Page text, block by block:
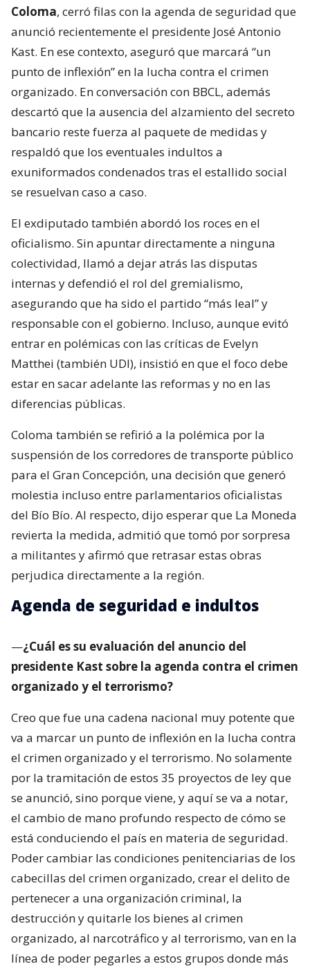
Coloma, cerró filas con la agenda de seguridad que
anunció recientemente el presidente José Antonio
Kast. En ese contexto, aseguró que marcará “un
punto de inflexión” en la lucha contra el crimen
organizado. En conversación con BBCL, además
descartó que la ausencia del alzamiento del secreto
bancario reste fuerza al paquete de medidas y
respaldó que los eventuales indultos a
exuniformados condenados tras el estallido social
se resuelvan caso a caso.
El exdiputado también abordó los roces en el
oficialismo. Sin apuntar directamente a ninguna
colectividad, llamó a dejar atrás las disputas
internas y defendió el rol del gremialismo,
asegurando que ha sido el partido “más leal” y
responsable con el gobierno. Incluso, aunque evitó
entrar en polémicas con las críticas de Evelyn
Matthei (también UDI), insistió en que el foco debe
estar en sacar adelante las reformas y no en las
diferencias públicas.
Coloma también se refirió a la polémica por la
suspensión de los corredores de transporte público
para el Gran Concepción, una decisión que generó
molestia incluso entre parlamentarios oficialistas
del Bío Bío. Al respecto, dijo esperar que La Moneda
revierta la medida, admitió que tomó por sorpresa
a militantes y afirmó que retrasar estas obras
perjudica directamente a la región.
Agenda de seguridad e indultos
—¿Cuál es su evaluación del anuncio del
presidente Kast sobre la agenda contra el crimen
organizado y el terrorismo?
Creo que fue una cadena nacional muy potente que
va a marcar un punto de inflexión en la lucha contra
el crimen organizado y el terrorismo. No solamente
por la tramitación de estos 35 proyectos de ley que
se anunció, sino porque viene, y aquí se va a notar,
el cambio de mano profundo respecto de cómo se
está conduciendo el país en materia de seguridad.
Poder cambiar las condiciones penitenciarias de los
cabecillas del crimen organizado, crear el delito de
pertenecer a una organización criminal, la
destrucción y quitarle los bienes al crimen
organizado, al narcotráfico y al terrorismo, van en la
línea de poder pegarles a estos grupos donde más